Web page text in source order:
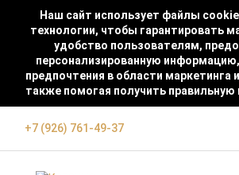
Наш сайт использует файлы
технологии, чтобы гарантировать
удобство пользователям,
персонализированную
предпочтения в области маркетинга
также помогая получить
+7 (926) 761-49-37